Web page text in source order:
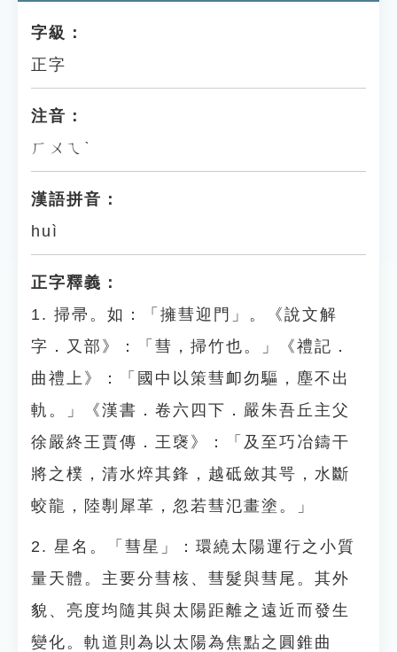
字級：
正字
注音：
ㄏㄨㄟˋ
漢語拼音：
huì
正字釋義：
1. 掃帚。如：「擁彗迎門」。《說文解
字．又部》：「彗，掃竹也。」《禮記．
曲禮上》：「國中以策彗卹勿驅，塵不出
軌。」《漢書．卷六四下．嚴朱吾丘主父
徐嚴終王賈傳．王襃》：「及至巧冶鑄干
將之樸，清水焠其鋒，越砥斂其咢，水斷
蛟龍，陸剸犀革，忽若彗氾畫塗。」
2. 星名。「彗星」：環繞太陽運行之小質
量天體。主要分彗核、彗髮與彗尾。其外
貌、亮度均隨其與太陽距離之遠近而發生
變化。軌道則為以太陽為焦點之圓錐曲